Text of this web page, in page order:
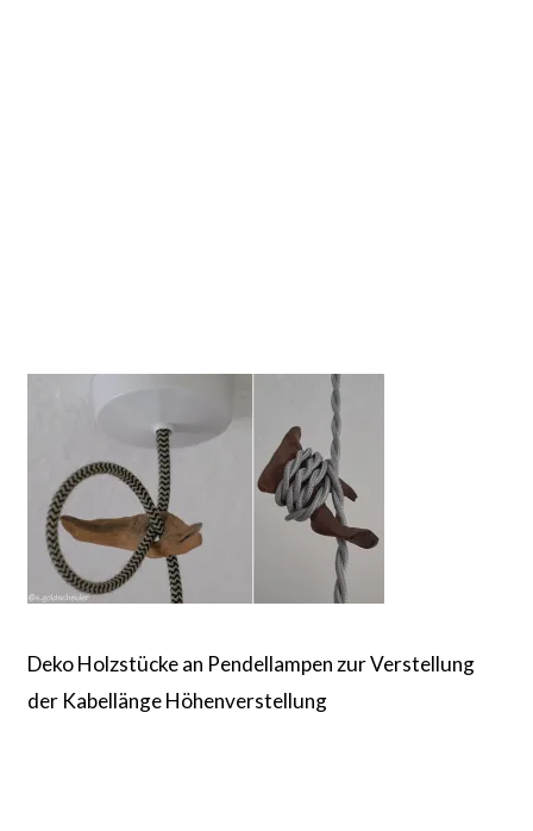
Deko Holzstücke an Pendellampen zur Verstellung
der Kabellänge Höhenverstellung